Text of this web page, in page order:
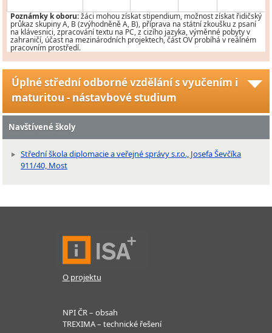
Poznámky k oboru:žáci mohou získat stipendium, možnost získat řidičský
průkaz skupiny A, B (zvýhodněně A, B), příprava na státní zkoušku z psaní
na klávesnici, zpracování textu na PC, z cizího jazyka, výměnné pobyty v
zahraničí, účast na mezinárodních projektech, část OV probíhá v reálném
pracovním prostředí.
Úplné střední odborné vzdělání s vyučením i
maturitou - nástavbové studium
Navštívené školy
Střední škola diplomacie a veřejné správy s.r.o., Josefa Ševčíka
911/40, Most
O projektu
NPI ČR – obsah
TREXIMA – technické řešení